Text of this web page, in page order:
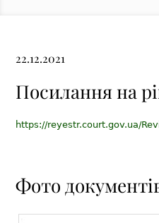
22.12.2021
Посилання на
https://reyestr.court.gov.ua/
Фото